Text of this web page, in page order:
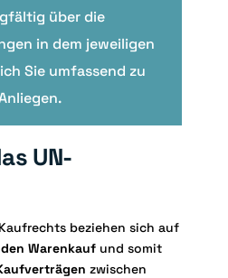
über die
in dem jeweiligen
Sie umfassend zu
UN-
beziehen sich auf
Warenkauf und somit
zwischen